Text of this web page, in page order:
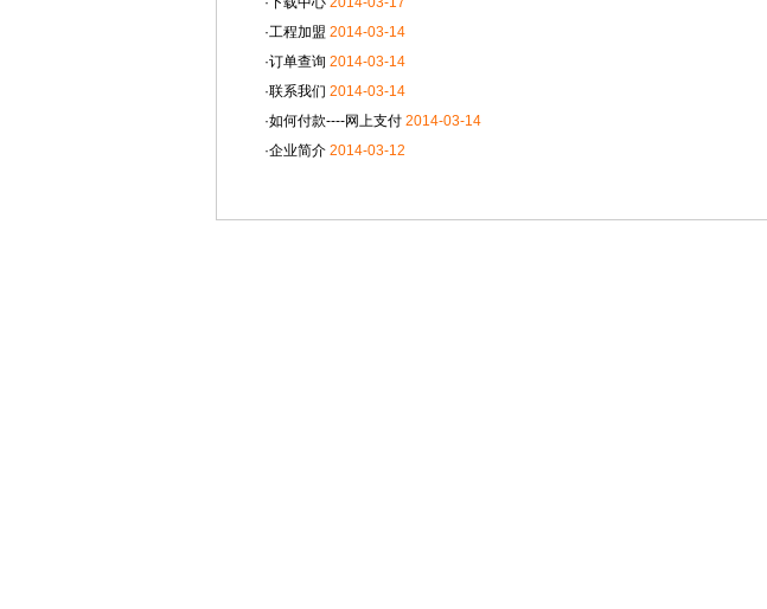
·工程加盟 2014-03-14
·订单查询 2014-03-14
·联系我们 2014-03-14
·如何付款----网上支付 2014-03-14
·企业简介 2014-03-12